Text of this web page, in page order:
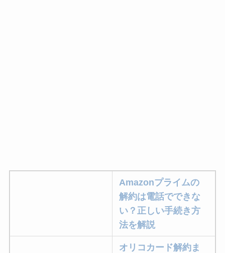
Amazonプライムの
解約は電話でできな
い？正しい手続き方
法を解説
オリコカード解約ま